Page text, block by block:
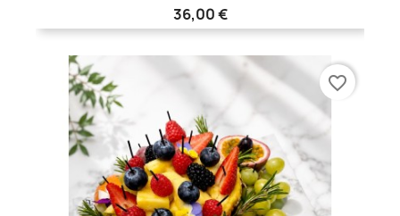
36,00 €
favorite_border